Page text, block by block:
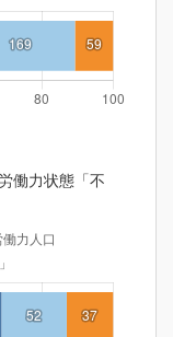
働力状態「不